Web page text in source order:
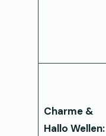
Charme &
Hallo Wellen: